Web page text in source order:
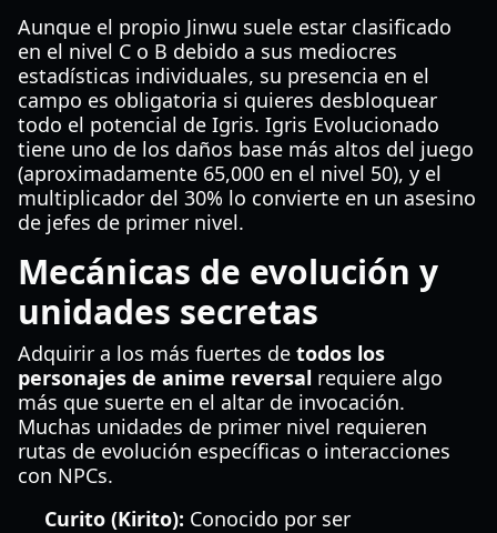
Aunque el propio Jinwu suele estar clasificado
en el nivel C o B debido a sus mediocres
estadísticas individuales, su presencia en el
campo es obligatoria si quieres desbloquear
todo el potencial de Igris. Igris Evolucionado
tiene uno de los daños base más altos del juego
(aproximadamente 65,000 en el nivel 50), y el
multiplicador del 30% lo convierte en un asesino
de jefes de primer nivel.
Mecánicas de evolución y
unidades secretas
Adquirir a los más fuertes de todos los
personajes de anime reversal requiere algo
más que suerte en el altar de invocación.
Muchas unidades de primer nivel requieren
rutas de evolución específicas o interacciones
con NPCs.
Curito (Kirito): Conocido por ser